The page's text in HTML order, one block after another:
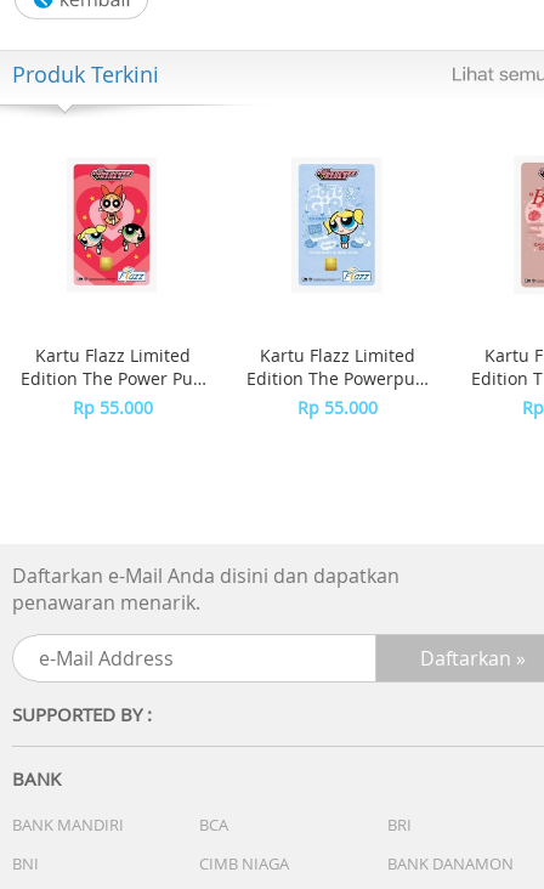
Kamera Depan : 5 MP, (wide)
Audio : Loudspeaker & 3.5mm jack
WLAN : 802.11 a/b/g/n/ac, dual-band
Bluetooth : 5.4, A2DP, LE
Sensor : Fingerprint (side-mounted), accelerometer,
compass
Baterai : 8000 mAh
Pengisian Daya : 45W
SIM : Dual Nano SIM
Lainnya : USB | USB Type-C
Isi Kotak
Unit realme C100x
Charger
Kabel USB Type-C
Produk Terkini
Kartu Flazz Limited
Edition The Power Puff
Girls
Rp 55.000
Kartu Flazz Limited
Edition The Powerpuff
Girls - Bubble
Rp 55.000
Kartu
Edition
Daftarkan e-Mail Anda disini dan dapatkan
penawaran menarik.
SUPPORTED BY :
BANK
BANK MANDIRI BCA
BRI
BNI
CIMB NIAGA
BANK DANAMON